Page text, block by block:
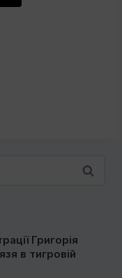
Григорія
в тигровій